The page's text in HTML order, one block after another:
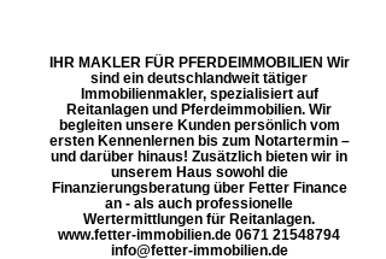
IHR MAKLER FÜR PFERDEIMMOBILIEN Wir
sind ein deutschlandweit tätiger
Immobilienmakler, spezialisiert auf
Reitanlagen und Pferdeimmobilien. Wir
begleiten unsere Kunden persönlich vom
ersten Kennenlernen bis zum Notartermin –
und darüber hinaus! Zusätzlich bieten wir in
unserem Haus sowohl die
Finanzierungsberatung über Fetter Finance
an - als auch professionelle
Wertermittlungen für Reitanlagen.
www.fetter-immobilien.de 0671 21548794
info@fetter-immobilien.de